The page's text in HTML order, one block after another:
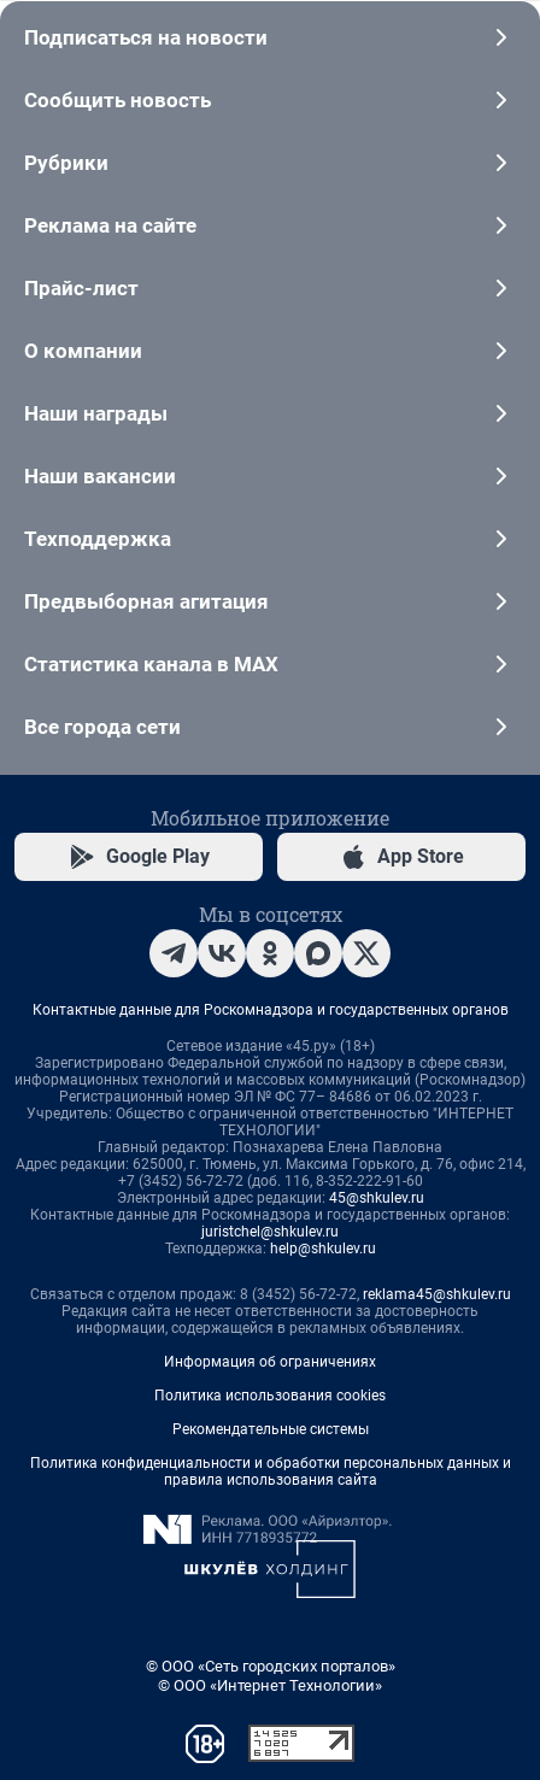
Подписаться на новости
Сообщить новость
Рубрики
Реклама на сайте
Прайс-лист
О компании
Наши награды
Наши вакансии
Техподдержка
Предвыборная агитация
Статистика канала в MAX
Все города сети
Мобильное приложение
Google Play App Store
Мы в соцсетях
Контактные данные для Роскомнадзора и государственных органов
Сетевое издание «45.ру» (18+)
Зарегистрировано Федеральной службой по надзору в сфере связи,
информационных технологий и массовых коммуникаций (Роскомнадзор)
Регистрационный номер ЭЛ № ФС 77– 84686 от 06.02.2023 г.
Учредитель: Общество с ограниченной ответственностью "ИНТЕРНЕТ
ТЕХНОЛОГИИ"
Главный редактор: Познахарева Елена Павловна
Адрес редакции: 625000, г. Тюмень, ул. Максима Горького, д. 76, офис 214,
+7 (3452) 56-72-72 (доб. 116, 8-352-222-91-60
Электронный адрес редакции: 45@shkulev.ru
Контактные данные для Роскомнадзора и государственных органов:
juristchel@shkulev.ru
Техподдержка: help@shkulev.ru
Связаться с отделом продаж: 8 (3452) 56-72-72, reklama45@shkulev.ru
Редакция сайта не несет ответственности за достоверность
информации, содержащейся в рекламных объявлениях.
Информация об ограничениях
Политика использования cookies
Рекомендательные системы
Политика конфиденциальности и обработки персональных данных и
правила использования сайта
© ООО «Сеть городских порталов»
© ООО «Интернет Технологии»